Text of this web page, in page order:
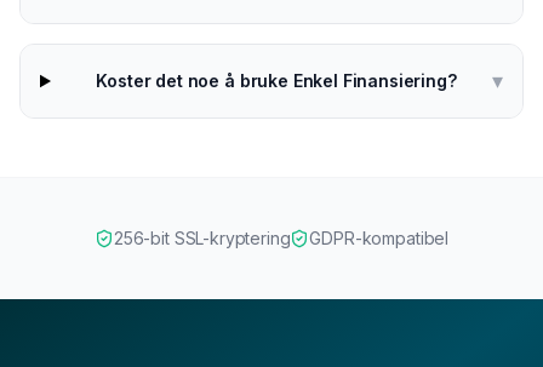
Koster det noe å bruke Enkel Finansiering? ▾
256-bit SSL-kryptering GDPR-kompatibel